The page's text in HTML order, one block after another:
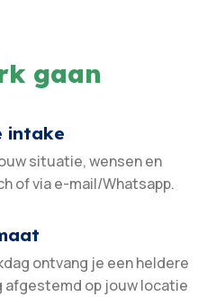
gaan
intake
situatie, wensen en
of via e-mail/Whatsapp.
ontvang je een heldere
op jouw locatie